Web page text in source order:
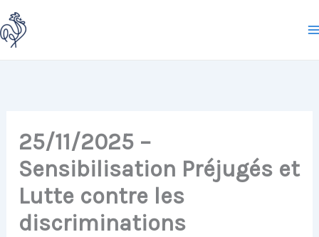
Aller
au
contenu
25/11/2025 –
Sensibilisation Préjugés et
Lutte contre les
discriminations